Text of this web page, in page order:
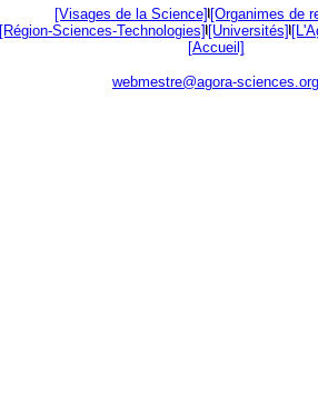
[Visages de la Science] [Organimes de
[Région-Sciences-Technologies] [Universités]
[Accueil]
webmestre@agora-sciences.org